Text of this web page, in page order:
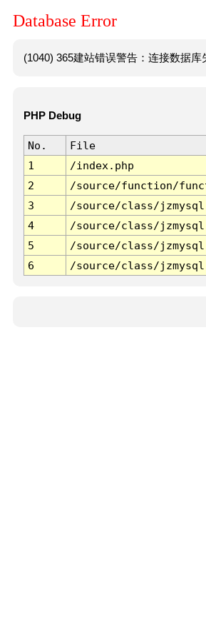
Database Error
(1040) 365建站错误警告：连接数据
PHP Debug
No. File
1
/index.php
2
/source/function/
3
/source/class/
4
/source/class/
5
/source/class/
6
/source/class/